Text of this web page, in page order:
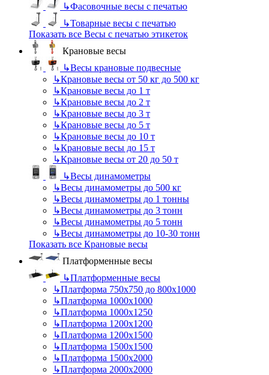
↳Фасовочные весы с печатью
↳Товарные весы с печатью
Показать все Весы с печатью этикеток
Крановые весы
↳Весы крановые подвесные
↳Крановые весы от 50 кг до 500 кг
↳Крановые весы до 1 т
↳Крановые весы до 2 т
↳Крановые весы до 3 т
↳Крановые весы до 5 т
↳Крановые весы до 10 т
↳Крановые весы до 15 т
↳Крановые весы от 20 до 50 т
↳Весы динамометры
↳Весы динамометры до 500 кг
↳Весы динамометры до 1 тонны
↳Весы динамометры до 3 тонн
↳Весы динамометры до 5 тонн
↳Весы динамометры до 10-30 тонн
Показать все Крановые весы
Платформенные весы
↳Платформенные весы
↳Платформа 750х750 до 800х1000
↳Платформа 1000х1000
↳Платформа 1000х1250
↳Платформа 1200х1200
↳Платформа 1200х1500
↳Платформа 1500х1500
↳Платформа 1500х2000
↳Платформа 2000х2000